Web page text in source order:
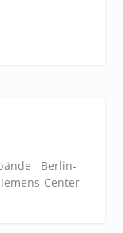
Berlin-
Center